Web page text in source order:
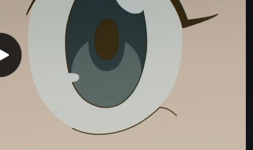
密室大逃脱 第八季
忙忙碌碌寻宝藏2
我们的宿舍·归心季
爸爸当家 第五季